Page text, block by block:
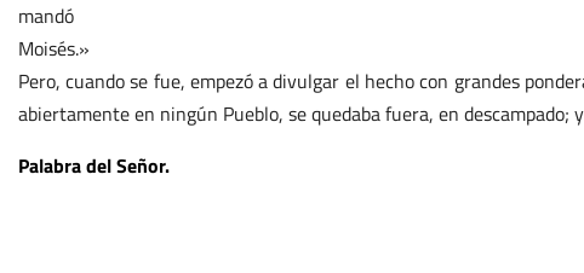
mandó
Moisés.»
Pero, cuando se fue, empezó a divulgar el hecho con grandes
abiertamente en ningún Pueblo, se quedaba fuera, en descampado;
Palabra del Señor.